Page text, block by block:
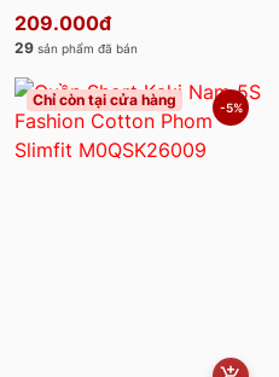
209.000đ
29 sản phẩm đã bán
Chỉ còn tại cửa hàng -5%